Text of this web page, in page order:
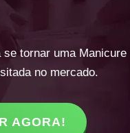
tornar uma Manicure
no mercado.
AGORA!